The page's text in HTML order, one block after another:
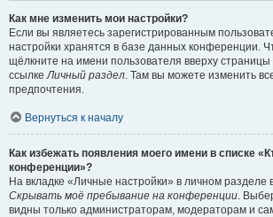
Как мне изменить мои настройки?
Если вы являетесь зарегистрированным
настройки хранятся в базе данных конференции.
щёлкните на имени пользователя вверху
ссылкеЛичный раздел. Там вы можете изменить
предпочтения.
Вернуться к началу
Как избежать появления моего имени в списке
конференции»?
На вкладке «Личные настройки» в личном
Скрывать моё пребывание на конференции.
видны только администраторам, модераторам и